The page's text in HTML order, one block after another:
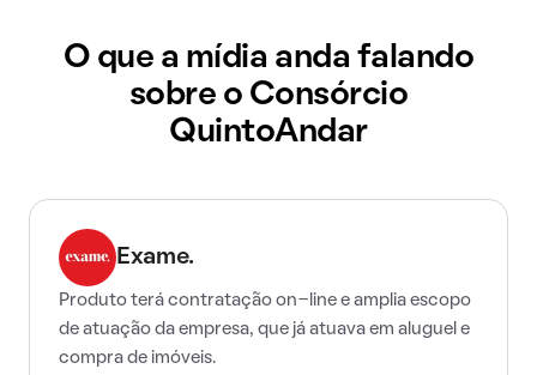
O que a mídia anda falando
sobre o Consórcio
QuintoAndar
Exame.
Produto terá contratação on-line e amplia escopo
de atuação da empresa, que já atuava em aluguel e
compra de imóveis.